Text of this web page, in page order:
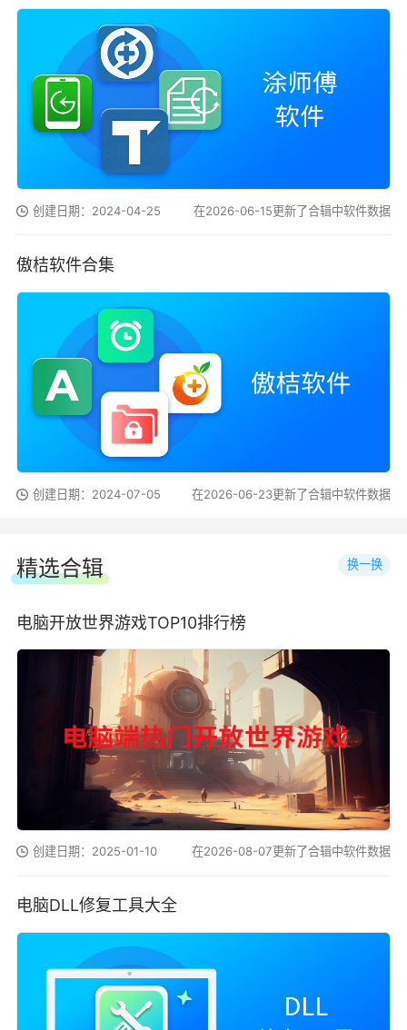
创建日期：2024-04-25 在2026-06-15更新了合辑中软件数据
傲桔软件合集
创建日期：2024-07-05 在2026-06-23更新了合辑中软件数据
精选合辑 换一换
电脑开放世界游戏TOP10排行榜
创建日期：2025-01-10 在2026-08-07更新了合辑中软件数据
电脑DLL修复工具大全